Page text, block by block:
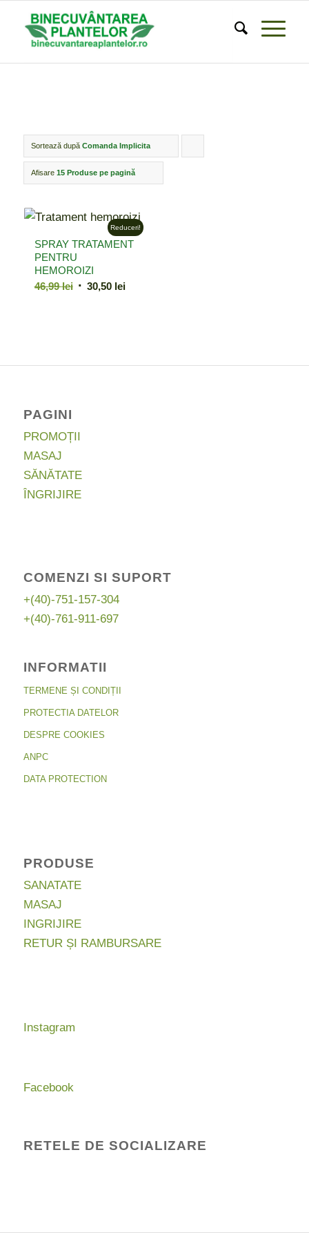
Sortează după Comanda Implicita
Afisare 15 Produse pe pagină
SPRAY TRATAMENT
PENTRU
HEMOROIZI
46,99lei Prețul
30,50 leiPrețul
Reduceri!
PAGINI
PROMOȚII
MASAJ
SĂNĂTATE
ÎNGRIJIRE
COMENZI SI SUPORT
+(40)-751-157-304
+(40)-761-911-697
INFORMATII
TERMENE ȘI CONDIȚII
PROTECTIA DATELOR
DESPRE COOKIES
ANPC
DATA PROTECTION
PRODUSE
SANATATE
MASAJ
INGRIJIRE
RETUR ȘI RAMBURSARE
Instagram
Facebook
RETELE DE SOCIALIZARE